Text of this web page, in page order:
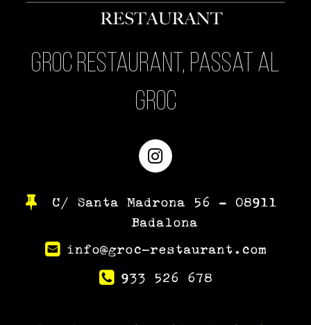
Groc Restaurant, passat al
Groc
Instagram
C/ Santa Madrona 56 – 08911
Badalona
info@groc-restaurant.com
933 526 678